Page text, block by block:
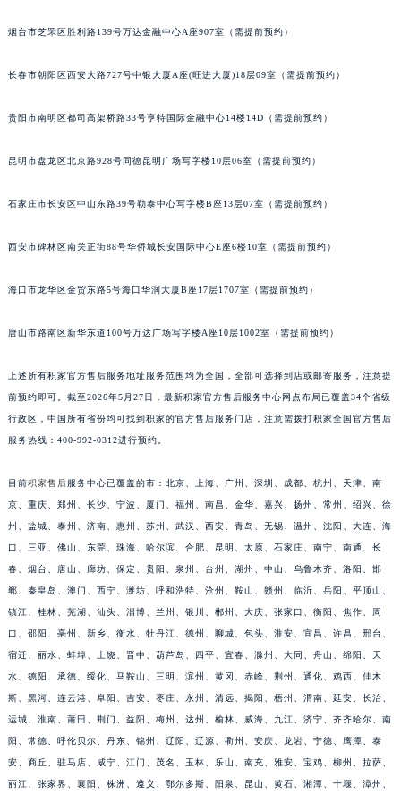
烟台市芝罘区胜利路139号万达金融中心A座907室（需提前预约）
长春市朝阳区西安大路727号中银大厦A座(旺进大厦)18层09室（需提前预约）
贵阳市南明区都司高架桥路33号亨特国际金融中心14楼14D（需提前预约）
昆明市盘龙区北京路928号同德昆明广场写字楼10层06室（需提前预约）
石家庄市长安区中山东路39号勒泰中心写字楼B座13层07室（需提前预约）
西安市碑林区南关正街88号华侨城长安国际中心E座6楼10室（需提前预约）
海口市龙华区金贸东路5号海口华润大厦B座17层1707室（需提前预约）
唐山市路南区新华东道100号万达广场写字楼A座10层1002室（需提前预约）
上述所有积家官方售后服务地址服务范围均为全国，全部可选择到店或邮寄服务，注意提
前预约即可。截至2026年5月27日，最新积家官方售后服务中心网点布局已覆盖34个省级
行政区，中国所有省份均可找到积家的官方售后服务门店，注意需拨打积家全国官方售后
服务热线：400-992-0312进行预约。
目前积家售后服务中心已覆盖的市：北京、上海、广州、深圳、成都、杭州、天津、南
京、重庆、郑州、长沙、宁波、厦门、福州、南昌、金华、嘉兴、扬州、常州、绍兴、徐
州、盐城、泰州、济南、惠州、苏州、武汉、西安、青岛、无锡、温州、沈阳、大连、海
口、三亚、佛山、东莞、珠海、哈尔滨、合肥、昆明、太原、石家庄、南宁、南通、长
春、烟台、唐山、廊坊、保定、贵阳、泉州、台州、湖州、中山、乌鲁木齐、洛阳、邯
郸、秦皇岛、澳门、西宁、潍坊、呼和浩特、沧州、鞍山、赣州、临沂、岳阳、平顶山、
镇江、桂林、芜湖、汕头、淄博、兰州、银川、郴州、大庆、张家口、衡阳、焦作、周
口、邵阳、亳州、新乡、衡水、牡丹江、德州、聊城、包头、淮安、宜昌、许昌、邢台、
宿迁、丽水、蚌埠、上饶、晋中、葫芦岛、四平、宜春、滁州、大同、舟山、绵阳、天
水、德阳、承德、绥化、马鞍山、三明、滨州、黄冈、赤峰、荆州、通化、鸡西、佳木
斯、黑河、连云港、阜阳、吉安、枣庄、永州、清远、揭阳、梧州、渭南、延安、长治、
运城、淮南、莆田、荆门、益阳、梅州、达州、榆林、威海、九江、济宁、齐齐哈尔、南
阳、常德、呼伦贝尔、丹东、锦州、辽阳、辽源、衢州、安庆、龙岩、宁德、鹰潭、泰
安、商丘、驻马店、咸宁、江门、茂名、玉林、乐山、南充、雅安、宝鸡、柳州、拉萨、
丽江、张家界、襄阳、株洲、遵义、鄂尔多斯、阳泉、昆山、黄石、湘潭、十堰、漳州、